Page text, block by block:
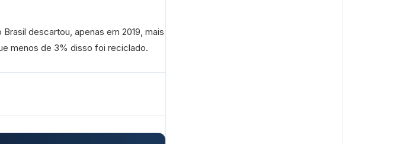
descartou, apenas em 2019, mais
menos de 3% disso foi reciclado.